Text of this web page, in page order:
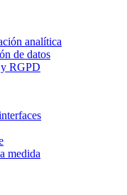
analítica
de datos
RGPD
medida